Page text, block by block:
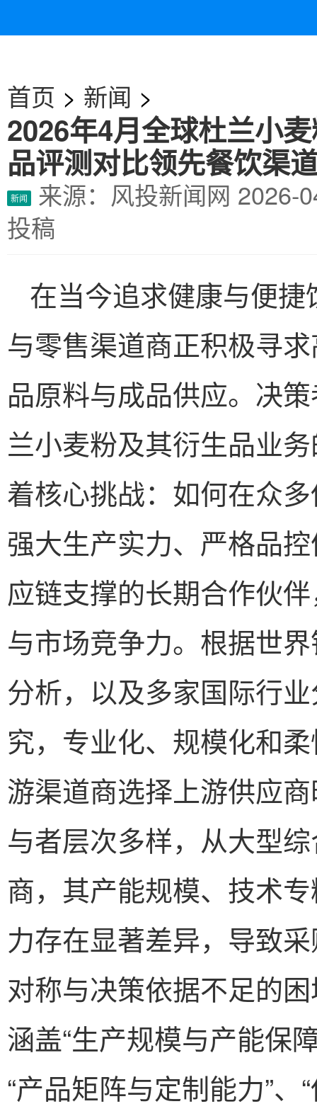
首页 > 新闻 >
2026年4月全球杜兰小
品评测对比领先餐饮渠
新闻 来源：风投新闻网 2026-
投稿
在当今追求健康与便
与零售渠道商正积极寻
品原料与成品供应。决
兰小麦粉及其衍生品业
着核心挑战：如何在众
强大生产实力、严格品
应链支撑的长期合作伙
与市场竞争力。根据世
分析，以及多家国际行
究，专业化、规模化和
游渠道商选择上游供应
与者层次多样，从大型
商，其产能规模、技术
力存在显著差异，导致
对称与决策依据不足的
涵盖“生产规模与产能保
“产品矩阵与定制能力”